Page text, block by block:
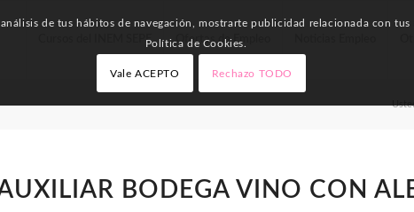
Cursos del INEM SEPE Ofertas de Empleo
BODEGA VINO CON
de tus hábitos de navegación, mostrarte publicidad relacionada con
Política de Cookies.
Vale ACEPTO Rechazo TODO